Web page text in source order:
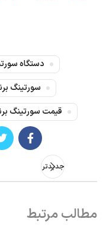
دستگاه
سورتینگ
قیمت سورتینگ
جدیدتر
مطالب مرتبط